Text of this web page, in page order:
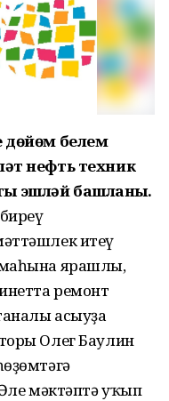
дөйөм белем
нефть техник
эшләй башланы.
итеү
ярашлы,
ремонт
асыуҙа
Олег Баулин
мәктәптә уҡып